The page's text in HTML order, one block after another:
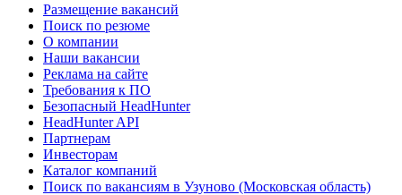
Размещение вакансий
Поиск по резюме
О компании
Наши вакансии
Реклама на сайте
Требования к ПО
Безопасный HeadHunter
HeadHunter API
Партнерам
Инвесторам
Каталог компаний
Поиск по вакансиям в Узуново (Московская область)